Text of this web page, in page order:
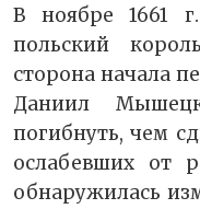
В ноябре 1661
польский
сторона начала
Даниил
погибнуть, чем
ослабевших от
обнаружилась